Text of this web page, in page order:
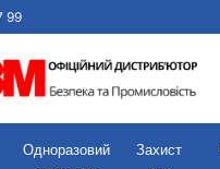
99
Одноразовий
Захист